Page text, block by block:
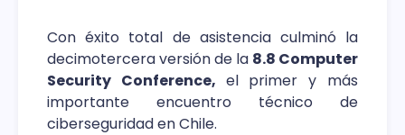
Con éxito total de asistencia culminó la
decimotercera versión de la 8.8 Computer
Security Conference, el primer y más
importante encuentro técnico de
ciberseguridad en Chile.